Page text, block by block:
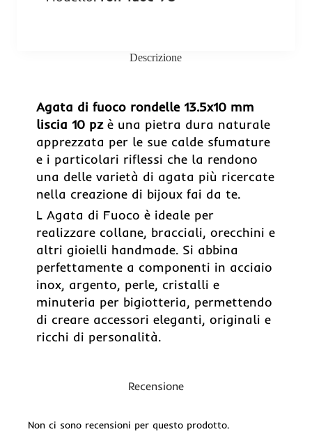
Descrizione
Agata di fuoco rondelle 13.5x10 mm
liscia 10 pzè una pietra dura naturale
apprezzata per le sue calde sfumature
e i particolari riflessi che la rendono
una delle varietà di agata più ricercate
nella creazione di bijoux fai da te.
L Agata di Fuoco è ideale per
realizzare collane, bracciali, orecchini e
altri gioielli handmade. Si abbina
perfettamente a componenti in acciaio
inox, argento, perle, cristalli e
minuteria per bigiotteria, permettendo
di creare accessori eleganti, originali e
ricchi di personalità.
Recensione
Non ci sono recensioni per questo prodotto.